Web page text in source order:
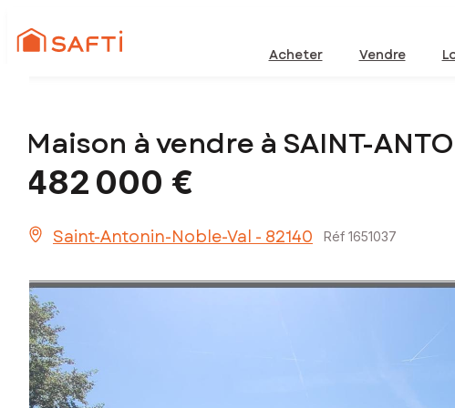
Acheter Vendre
Maison à vendre à SAINT-
482 000 €
Saint-Antonin-Noble-Val - 82140 Réf 1651037